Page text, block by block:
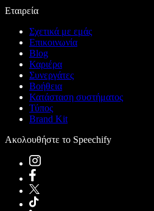
Εταιρεία
Σχετικά με εμάς
Επικοινωνία
Blog
Καριέρα
Συνεργάτες
Βοήθεια
Κατάσταση συστήματος
Τύπος
Brand Kit
Ακολουθήστε το Speechify